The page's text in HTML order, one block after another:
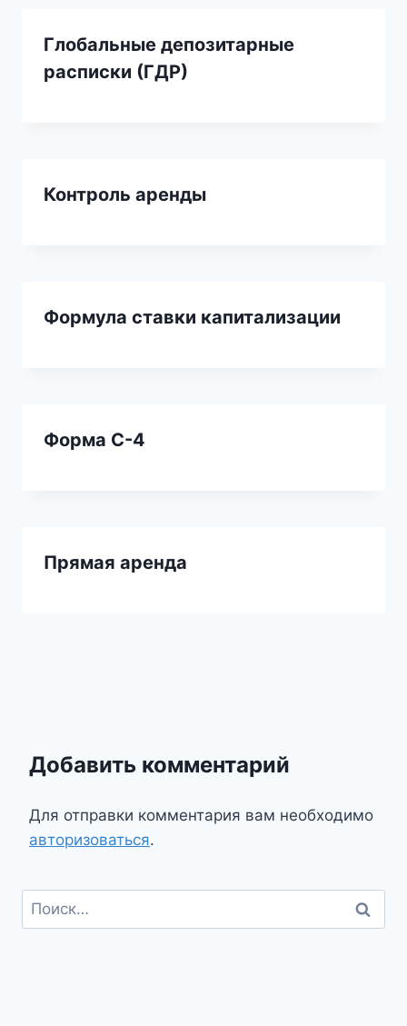
Глобальные депозитарные
расписки (ГДР)
Контроль аренды
Формула ставки капитализации
Форма С-4
Прямая аренда
Добавить комментарий
Для отправки комментария вам необходимо
авторизоваться.
Найти: